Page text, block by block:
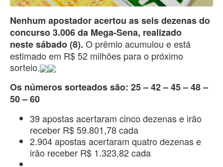
Nenhum apostador acertou as seis dezenas do
concurso 3.006 da Mega-Sena, realizado
neste sábado (8). O prêmio acumulou e está
estimado em R$ 52 milhões para o próximo
sorteio.
Os números sorteados são: 25 – 42 – 45 – 48 –
50 – 60
39 apostas acertaram cinco dezenas e irão
receber R$ 59.801,78 cada
2.904 apostas acertaram quatro dezenas e
irão receber R$ 1.323,82 cada